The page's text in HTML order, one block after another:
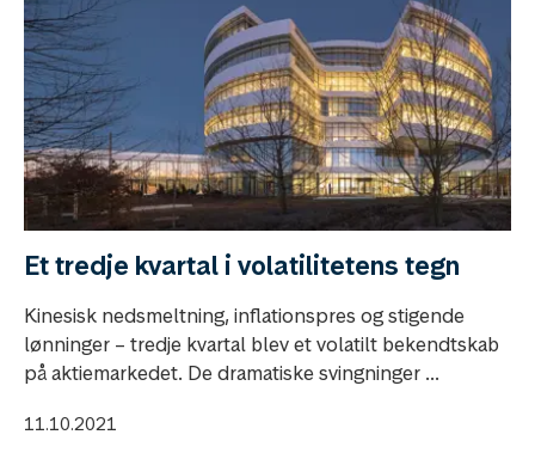
Et tredje kvartal i volatilitetens tegn
Kinesisk nedsmeltning, inflationspres og stigende
lønninger – tredje kvartal blev et volatilt bekendtskab
på aktiemarkedet. De dramatiske svingninger ...
11.10.2021